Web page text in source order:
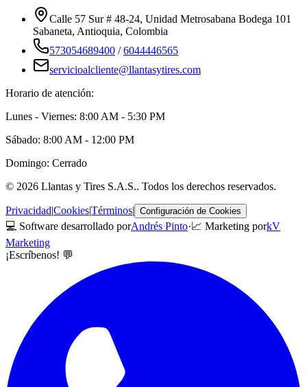
Calle 57 Sur # 48-24, Unidad Metrosabana Bodega 101
Sabaneta, Antioquia, Colombia
573054689400 /6044446565
servicioalcliente@llantasytires.com
Horario de atención:
Lunes - Viernes: 8:00 AM - 5:30 PM
Sábado: 8:00 AM - 12:00 PM
Domingo: Cerrado
© 2026 Llantas y Tires S.A.S.. Todos los derechos reservados.
Privacidad|Cookies|Términos| Configuración de Cookies
💻 Software desarrollado porAndrés Pinto·📈 Marketing porkV
Marketing
¡Escríbenos! 💬